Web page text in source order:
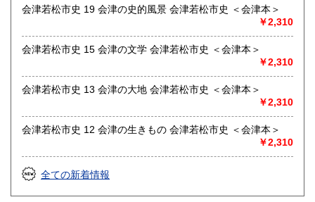
会津若松市史 19 会津の史的風景 会津若松市史 ＜会津本＞
￥2,310
会津若松市史 15 会津の文学 会津若松市史 ＜会津本＞
￥2,310
会津若松市史 13 会津の大地 会津若松市史 ＜会津本＞
￥2,310
会津若松市史 12 会津の生きもの 会津若松市史 ＜会津本＞
￥2,310
全ての新着情報